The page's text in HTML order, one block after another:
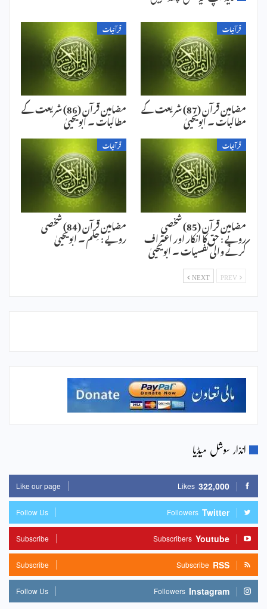
قرآنیات
مضامین قرآن (87) شریعت کے
مطالبات ۔ ابویحییٰ
قرآنیات
مضامین قرآن (86) شریعت کے
مطالبات ۔ ابویحییٰ
قرآنیات
مضامین قرآن (85) شخصی
رویے : حق کا انکار اور اعتراف
کرنے والی نفسیات ۔ ابویحییٰ
قرآنیات
مضامین قرآن (84) شخصی
رویے : حِلم ۔ ابویحییٰ
NEXT
انذار سوشل میڈیا
322,000
Likes
Like our page
Twitter
Followers
Follow Us
Youtube
Subscribers
Subscribe
RSS
Subscribe
Subscribe
Instagram
Followers
Follow Us